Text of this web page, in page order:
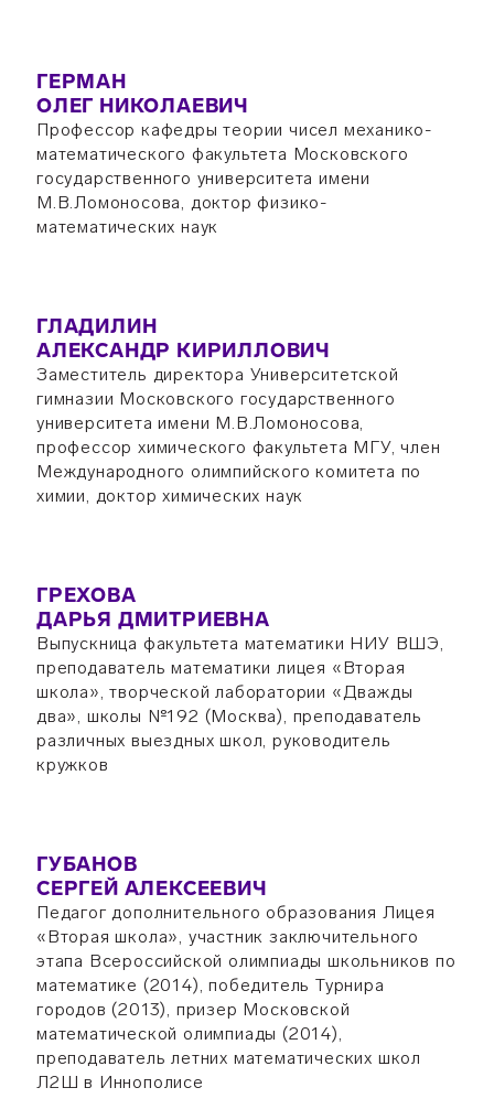
ГЕРМАН
ОЛЕГ НИКОЛАЕВИЧ
Профессор кафедры теории чисел механико-
математического факультета Московского
государственного университета имени
М.В.Ломоносова, доктор физико-
математических наук
ГЛАДИЛИН
АЛЕКСАНДР КИРИЛЛОВИЧ
Заместитель директора Университетской
гимназии Московского государственного
университета имени М.В.Ломоносова,
профессор химического факультета МГУ, член
Международного олимпийского комитета по
химии, доктор химических наук
ГРЕХОВА
ДАРЬЯ ДМИТРИЕВНА
Выпускница факультета математики НИУ ВШЭ,
преподаватель математики лицея «Вторая
школа», творческой лаборатории «Дважды
два», школы №192 (Москва), преподаватель
различных выездных школ, руководитель
кружков
ГУБАНОВ
СЕРГЕЙ АЛЕКСЕЕВИЧ
Педагог дополнительного образования Лицея
«Вторая школа», участник заключительного
этапа Всероссийской олимпиады школьников по
математике (2014), победитель Турнира
городов (2013), призер Московской
математической олимпиады (2014),
преподаватель летних математических школ
Л2Ш в Иннополисе